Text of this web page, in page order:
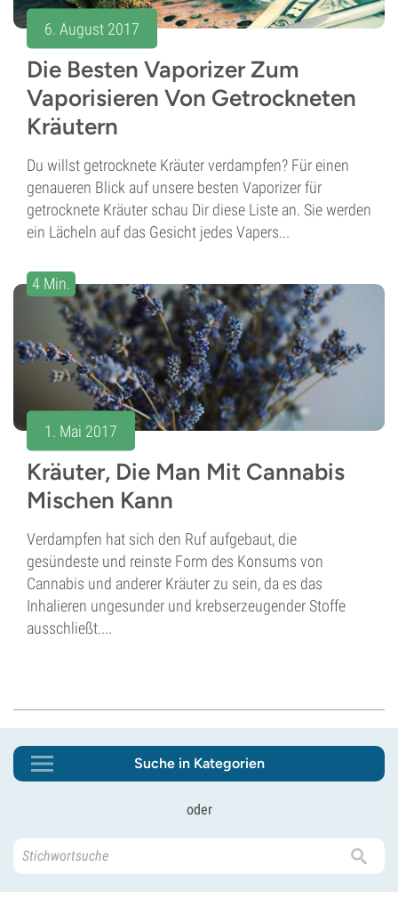
6. August 2017
Die Besten Vaporizer Zum
Vaporisieren Von Getrockneten
Kräutern
Du willst getrocknete Kräuter verdampfen? Für einen
genaueren Blick auf unsere besten Vaporizer für
getrocknete Kräuter schau Dir diese Liste an. Sie werden
ein Lächeln auf das Gesicht jedes Vapers...
4 Min.
1. Mai 2017
Kräuter, Die Man Mit Cannabis
Mischen Kann
Verdampfen hat sich den Ruf aufgebaut, die
gesündeste und reinste Form des Konsums von
Cannabis und anderer Kräuter zu sein, da es das
Inhalieren ungesunder und krebserzeugender Stoffe
ausschließt....
Suche in Kategorien
oder